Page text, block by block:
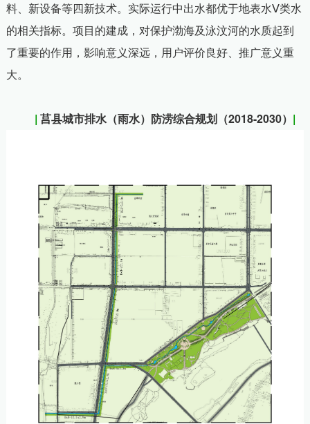
料、新设备等四新技术。实际运行中出水都优于地表水Ⅴ类水
的相关指标。项目的建成，对保护渤海及泳汶河的水质起到
了重要的作用，影响意义深远，用户评价良好、推广意义重
大。
| 莒县城市排水（雨水）防涝综合规划（2018-2030） |